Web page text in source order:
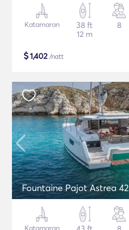
Katamaran
38 ft
12 m
8
$1,402/natt
Fountaine Pajot Astrea 42
Katamaran